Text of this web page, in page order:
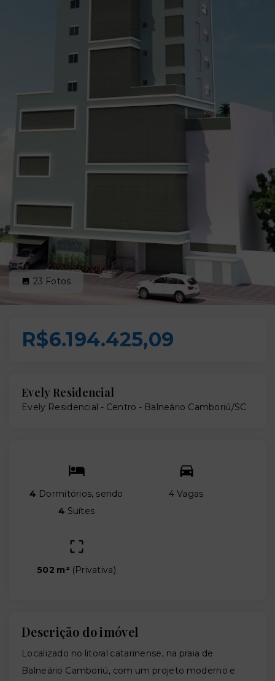
23 Fotos
R$6.194.425,09
Evely Residencial
Evely Residencial - Centro - Balneário Camboriú/SC
4 Dormitórios, sendo
4 Suítes
4 Vagas
502 m² (Privativa)
Descrição do imóvel
Localizado no litoral catarinense, na praia de
Balneário Camboriú, com um projeto moderno e